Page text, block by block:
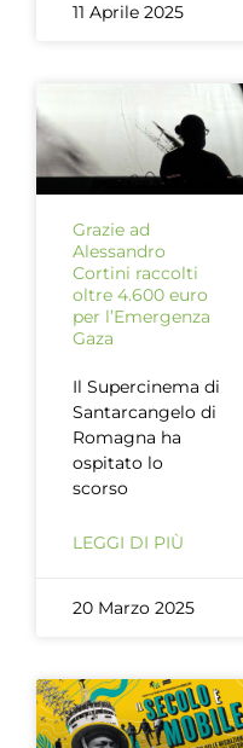
11 Aprile 2025
Grazie ad
Alessandro
Cortini raccolti
oltre 4.600 euro
per l’Emergenza
Gaza
Il Supercinema di
Santarcangelo di
Romagna ha
ospitato lo
scorso
LEGGI DI PIÙ
20 Marzo 2025